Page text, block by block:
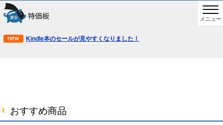
メニュー
Kindle本のセールが見やすくなりました！
おすすめ商品